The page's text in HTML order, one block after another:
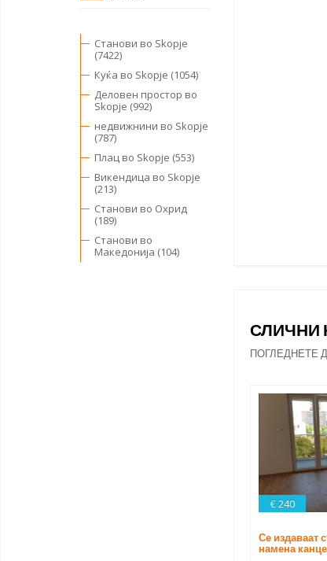
Станови во Skopje
(7422)
Куќа во Skopje (1054)
Деловен простор во
Skopje (992)
недвижнини во Skopje
(787)
Плац во Skopje (553)
Викендица во Skopje
(213)
Станови во Охрид
(189)
Станови во
Македонија (104)
СЛИЧНИ
ПОГЛЕДНЕТЕ
€ 240
Се издаваат
намена